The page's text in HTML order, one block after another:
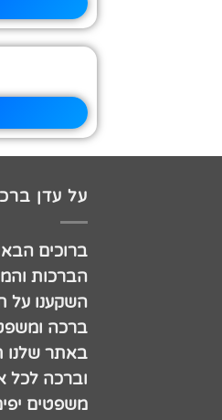
על עדן
ברוכים
הברכות
השקענו על
ברכה
באתר שלנו
וברכה לכל
משפטים